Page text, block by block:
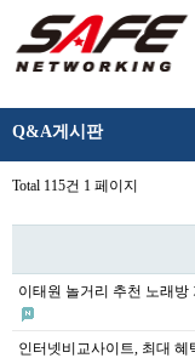
Q&A게시판
Total 115건 1 페이지
이태원 놀거리 추천 노래
인터넷비교사이트, 최대